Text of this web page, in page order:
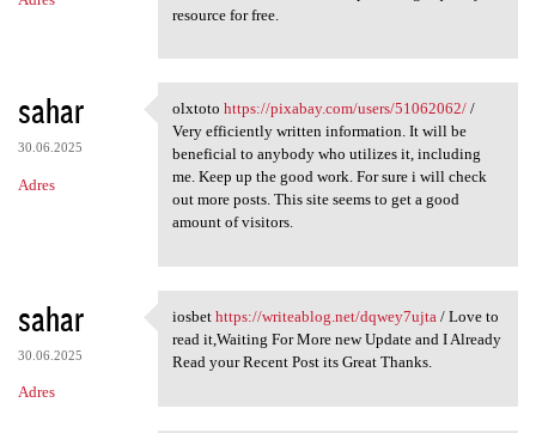
resource for free.
sahar
30.06.2025
Adres
olxtoto https://pixabay.com
olxtoto https://pixabay.com/users/51062062//
Very efficiently written information. It will be
beneficial to anybody who utilizes it, including
me. Keep up the good work. For sure i will check
out more posts. This site seems to get a good
amount of visitors.
sahar
30.06.2025
Adres
iosbet https://writeablog.net
iosbet https://writeablog.net/dqwey7ujta/ Love to
read it,Waiting For More new Update and I Already
Read your Recent Post its Great Thanks.